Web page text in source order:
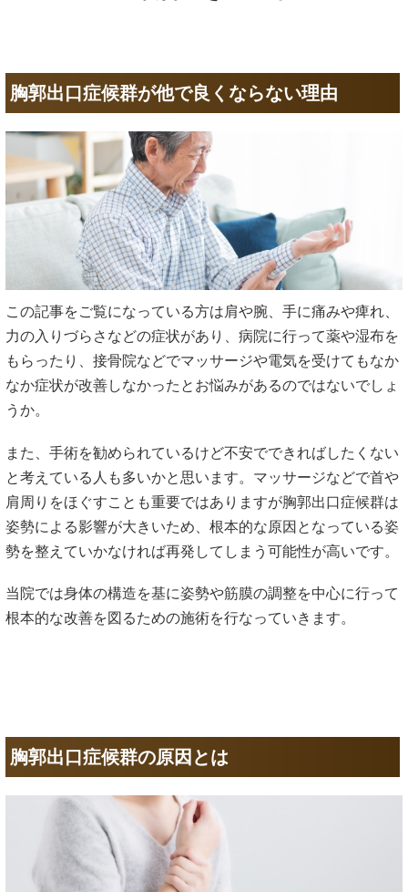
胸郭出口症候群が他で良くならない理由
この記事をご覧になっている方は肩や腕、手に痛みや痺れ、
力の入りづらさなどの症状があり、病院に行って薬や湿布を
もらったり、接骨院などでマッサージや電気を受けてもなか
なか症状が改善しなかったとお悩みがあるのではないでしょ
うか。
また、手術を勧められているけど不安でできればしたくない
と考えている人も多いかと思います。マッサージなどで首や
肩周りをほぐすことも重要ではありますが胸郭出口症候群は
姿勢による影響が大きいため、根本的な原因となっている姿
勢を整えていかなければ再発してしまう可能性が高いです。
当院では身体の構造を基に姿勢や筋膜の調整を中心に行って
根本的な改善を図るための施術を行なっていきます。
胸郭出口症候群の原因とは